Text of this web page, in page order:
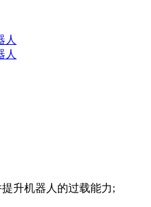
人
人
升机器人的过载能力;